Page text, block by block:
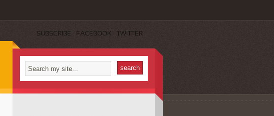
SUBSCRIBE FACEBOOK TWITTER